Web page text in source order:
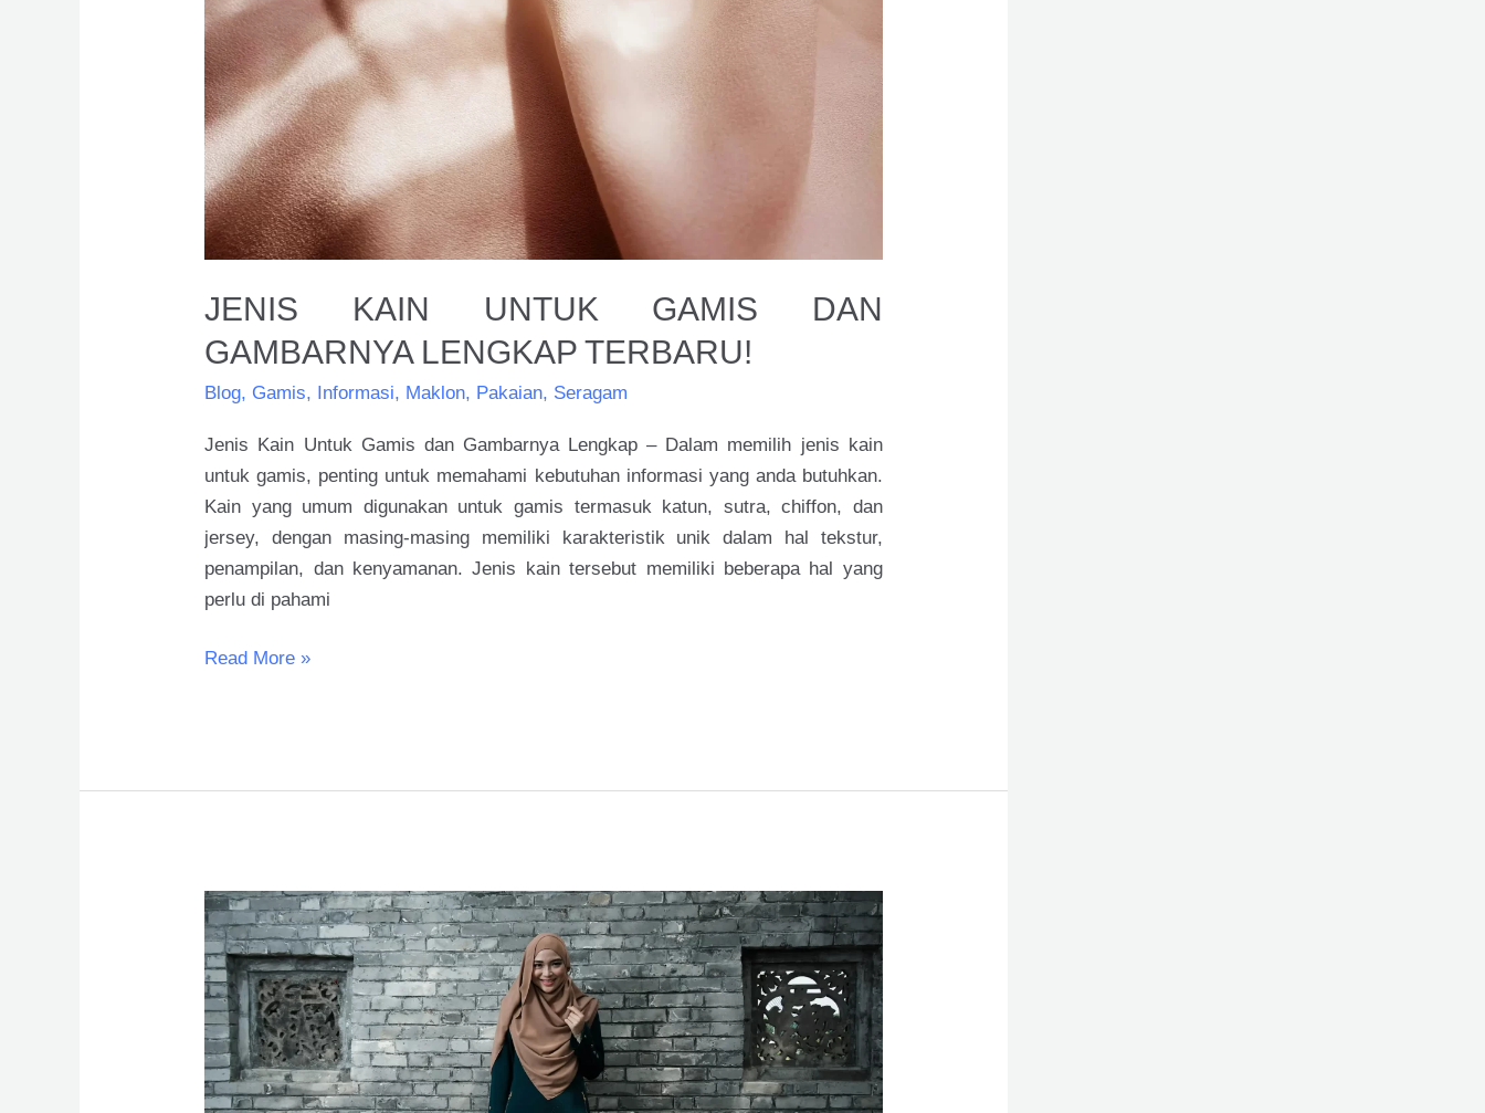
JENIS KAIN UNTUK GAMIS DAN
GAMBARNYA LENGKAP TERBARU!
Blog, Gamis, Informasi, Maklon, Pakaian, Seragam
Jenis Kain Untuk Gamis dan Gambarnya Lengkap – Dalam memilih jenis kain
untuk gamis, penting untuk memahami kebutuhan informasi yang anda butuhkan.
Kain yang umum digunakan untuk gamis termasuk katun, sutra, chiffon, dan
jersey, dengan masing-masing memiliki karakteristik unik dalam hal tekstur,
penampilan, dan kenyamanan. Jenis kain tersebut memiliki beberapa hal yang
perlu di pahami
Read More »
Kain
yang
bagus
untuk
Gamis
dan
Baju